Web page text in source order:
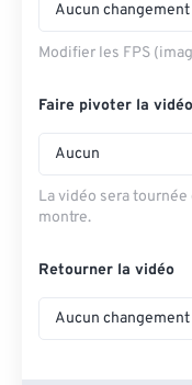
Aucun changement
Modifier les FPS
Faire pivoter la vidéo
Aucun
La vidéo sera
montre.
Retourner la vidéo
Aucun changement